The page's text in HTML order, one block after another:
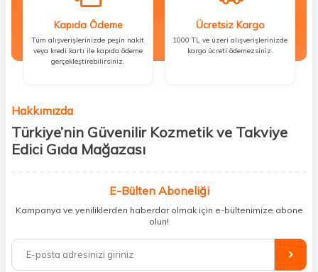
Kapıda Ödeme
Tüm alışverişlerinizde peşin nakit
veya kredi kartı ile kapıda ödeme
gerçekleştirebilirsiniz.
Ücretsiz Kargo
1000 TL ve üzeri alışverişlerinizde
kargo ücreti ödemezsiniz.
Hakkımızda
Türkiye’nin Güvenilir Kozmetik ve Takviye
Edici Gıda Mağazası
kişisel bakım hem de takviye edici gıda ürünlerini sizlerle
buluşturuyoruz. Artık mağaza mağaza dolaşmanıza gerek yok;
ihtiyacınız olan her şeyi tek bir çatı altında topluyor ve kapınıza kadar
%100 orijinal kozmetik ve sağlık ürünleriyle güzelliğinizi tamamlayabilir,
vücudunuzu desteklemek için güvenilir takviye edici gıdalara
E-Bülten Aboneliği
Kampanya ve yeniliklerden haberdar olmak için e-bültenimize abone
olun!